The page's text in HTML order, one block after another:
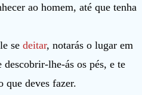
ao homem, até que tenha
se deitar, notarás o lugar em
lhe-ás os pés, e te
que deves fazer.